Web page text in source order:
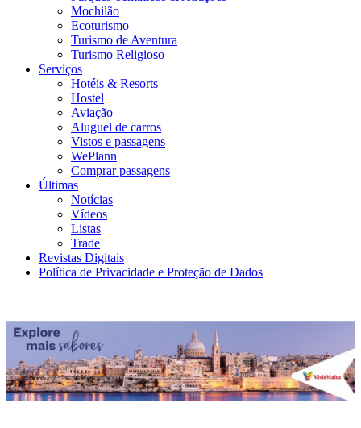
Mochilão
Ecoturismo
Turismo de Aventura
Turismo Religioso
Serviços
Hotéis & Resorts
Hostel
Aviação
Aluguel de carros
Vistos e passagens
WePlann
Comprar passagens
Últimas
Notícias
Vídeos
Listas
Trade
Revistas Digitais
Política de Privacidade e Proteção de Dados